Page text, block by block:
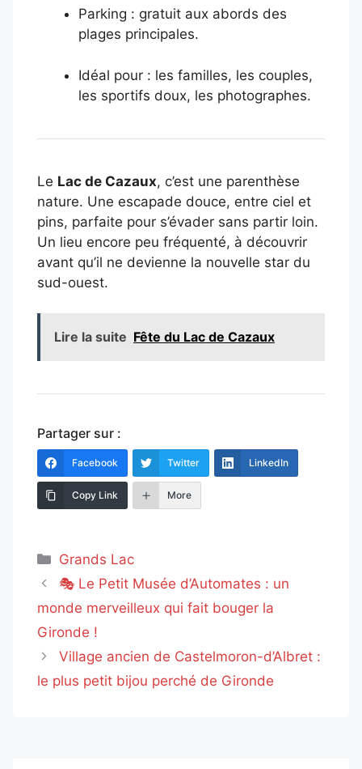
Parking : gratuit aux abords des
plages principales.
Idéal pour : les familles, les couples,
les sportifs doux, les photographes.
Le Lac de Cazaux, c’est une parenthèse
nature. Une escapade douce, entre ciel et
pins, parfaite pour s’évader sans partir loin.
Un lieu encore peu fréquenté, à découvrir
avant qu’il ne devienne la nouvelle star du
sud-ouest.
Lire la suite Fête du Lac de Cazaux
Partager sur :
Facebook Twitter LinkedIn
Copy Link More
Catégories
Grands Lac
🎭 Le Petit Musée d’Automates : un
monde merveilleux qui fait bouger la
Gironde !
Village ancien de Castelmoron-d’Albret :
le plus petit bijou perché de Gironde